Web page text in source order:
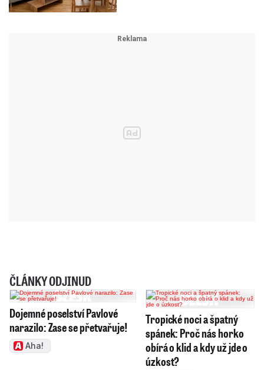
ČLÁNKY ODJINUD
Dojemné poselství Pavlové
narazilo: Zase se přetvařuje!
Aha!
Tropické noci a špatný
spánek: Proč nás horko
obírá o klid a kdy už jde o
úzkost?